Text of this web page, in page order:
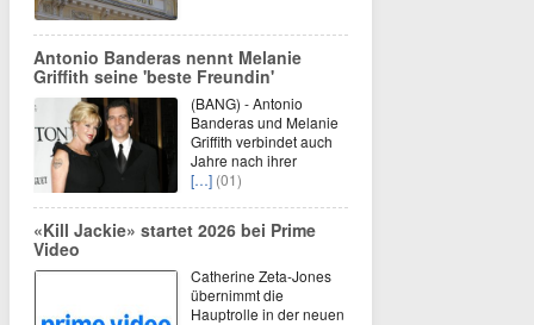
Antonio Banderas nennt Melanie
Griffith seine 'beste Freundin'
(BANG) - Antonio
Banderas und Melanie
Griffith verbindet auch
Jahre nach ihrer
[…] (01)
«Kill Jackie» startet 2026 bei Prime
Video
Catherine Zeta-Jones
übernimmt die
Hauptrolle in der neuen